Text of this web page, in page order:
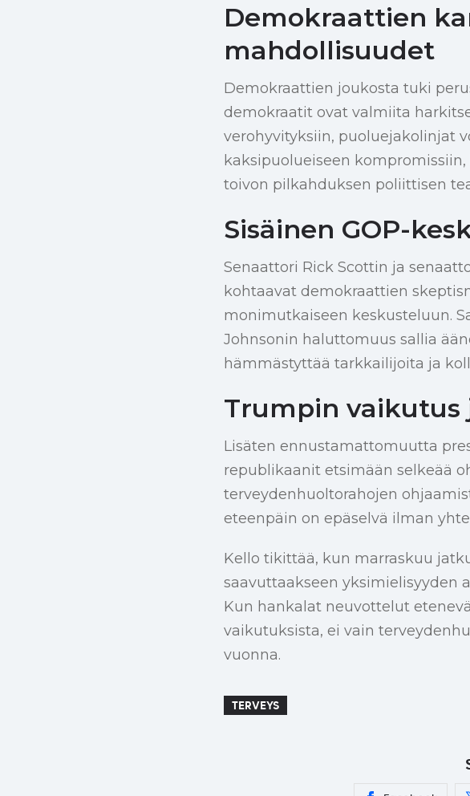
Demokraattien
mahdollisuudet
Demokraattien joukosta tuki
demokraatit ovat valmiita
verohyvityksiin, puoluejakolinjat
kaksipuolueiseen
toivon pilkahduksen poliittisen
Sisäinen GOP-
Senaattori Rick Scottin ja
kohtaavat demokraattien
monimutkaiseen keskusteluun.
Johnsonin haluttomuus sallia
hämmästyttää tarkkailijoita ja
Trumpin
Lisäten ennustamattomuutta
republikaanit etsimään selkeää
terveydenhuoltorahojen
eteenpäin on epäselvä ilman
Kello tikittää, kun marraskuu
saavuttaakseen yksimielisyyden
Kun hankalat neuvottelut
vaikutuksista, ei vain
vuonna.
TERVEYS